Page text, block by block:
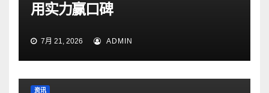
用实力赢口碑
7月 21, 2026 ADMIN
资讯